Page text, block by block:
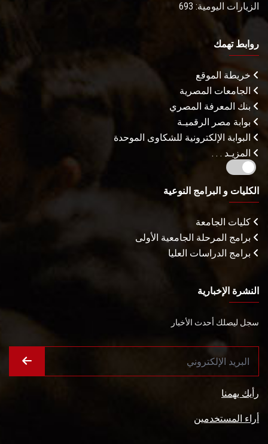
الزيارات اليومية: 693
روابط تهمك
خريطة الموقع
الجامعات المصرية
بنك المعرفة المصري
بوابة مصر الرقميـة
البوابة الإلكترونية للشكاوى الموحدة
المزيـد . . .
الكليات و البرامج النوعية
كليات الجامعة
برامج المرحلة الجامعية الأولى
برامج الدراسات العليا
النشرة الإخبارية
سجل ليصلك أحدث الأخبار
رأيك يهمنا
أراء المستخدمين